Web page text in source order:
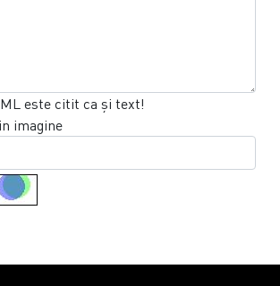
este citit ca şi text!
imagine